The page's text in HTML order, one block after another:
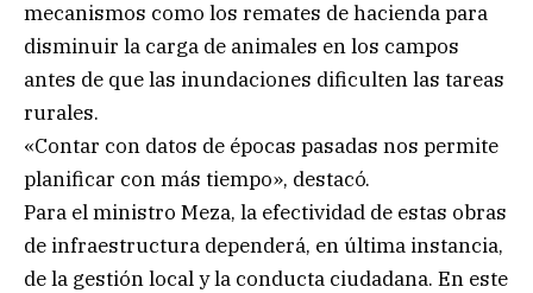
mecanismos como los remates de hacienda para
disminuir la carga de animales en los campos
antes de que las inundaciones dificulten las tareas
rurales.
«Contar con datos de épocas pasadas nos permite
planificar con más tiempo», destacó.
Para el ministro Meza, la efectividad de estas obras
de infraestructura dependerá, en última instancia,
de la gestión local y la conducta ciudadana. En este